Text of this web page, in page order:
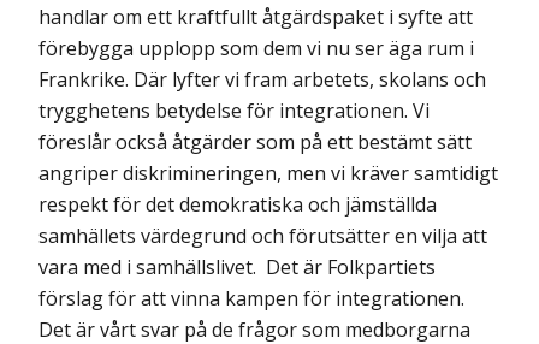
handlar om ett kraftfullt åtgärdspaket i syfte att
förebygga upplopp som dem vi nu ser äga rum i
Frankrike. Där lyfter vi fram arbetets, skolans och
trygghetens betydelse för integrationen. Vi
föreslår också åtgärder som på ett bestämt sätt
angriper diskrimineringen, men vi kräver samtidigt
respekt för det demokratiska och jämställda
samhällets värdegrund och förutsätter en vilja att
vara med i samhällslivet. Det är Folkpartiets
förslag för att vinna kampen för integrationen.
Det är vårt svar på de frågor som medborgarna